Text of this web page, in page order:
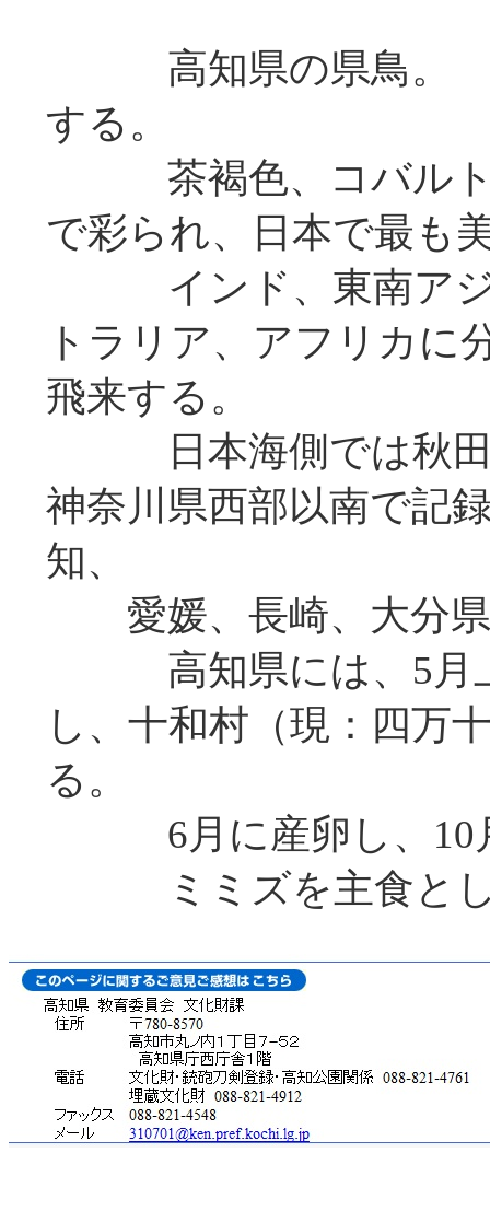
高知県の県鳥。 ス
する。
茶褐色、コバルト
で彩られ、日本で最も
インド、東南アジ
トラリア、アフリカに
飛来する。
日本海側では秋田
神奈川県西部以南で記
知、
愛媛、長崎、大分県
高知県には、5月上
し、十和村（現：四万
る。
6月に産卵し、10
ミミズを主食とし